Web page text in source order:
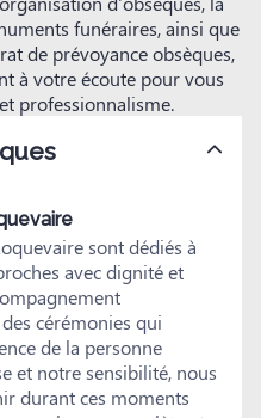
funéraires, ainsi que
de prévoyance obsèques,
à votre écoute pour vous
professionnalisme.
sont dédiés à
avec dignité et
cérémonies qui
de la personne
et notre sensibilité, nous
durant ces moments